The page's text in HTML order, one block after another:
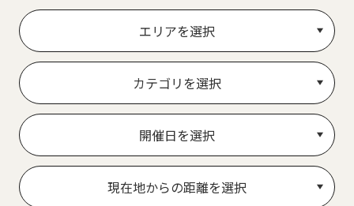
エリアを選択
カテゴリを選択
開催日を選択
現在地からの距離を選択